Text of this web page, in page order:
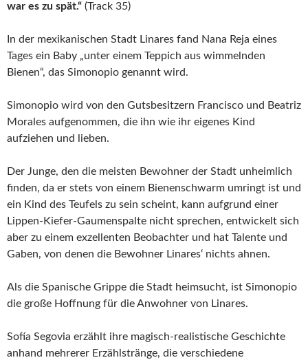
war es zu spät.“ (Track 35)
In der mexikanischen Stadt Linares fand Nana Reja eines
Tages ein Baby „unter einem Teppich aus wimmelnden
Bienen“, das Simonopio genannt wird.
Simonopio wird von den Gutsbesitzern Francisco und Beatriz
Morales aufgenommen, die ihn wie ihr eigenes Kind
aufziehen und lieben.
Der Junge, den die meisten Bewohner der Stadt unheimlich
finden, da er stets von einem Bienenschwarm umringt ist und
ein Kind des Teufels zu sein scheint, kann aufgrund einer
Lippen-Kiefer-Gaumenspalte nicht sprechen, entwickelt sich
aber zu einem exzellenten Beobachter und hat Talente und
Gaben, von denen die Bewohner Linares‘ nichts ahnen.
Als die Spanische Grippe die Stadt heimsucht, ist Simonopio
die große Hoffnung für die Anwohner von Linares.
Sofía Segovia erzählt ihre magisch-realistische Geschichte
anhand mehrerer Erzählstränge, die verschiedene